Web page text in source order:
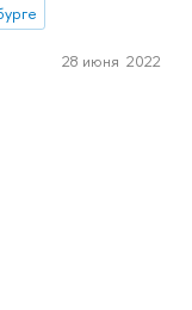
28 июня 2022